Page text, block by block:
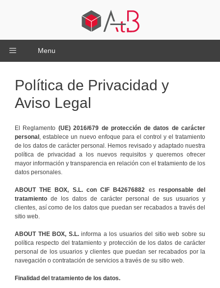
Menu
Política de Privacidad y
Aviso Legal
El Reglamento (UE) 2016/679 de protección de datos de carácter
personal , establece un nuevo enfoque para el control y el tratamiento
de los datos de carácter personal. Hemos revisado y adaptado nuestra
política de privacidad a los nuevos requisitos y queremos ofrecer
mayor información y transparencia en relación con el tratamiento de los
datos personales.
ABOUT THE BOX, S.L. con CIF B42676882 es responsable del
tratamiento de los datos de carácter personal de sus usuarios y
clientes, así como de los datos que puedan ser recabados a través del
sitio web.
ABOUT THE BOX, S.L. informa a los usuarios del sitio web sobre su
política respecto del tratamiento y protección de los datos de carácter
personal de los usuarios y clientes que puedan ser recabados por la
navegación o contratación de servicios a través de su sitio web.
Finalidad del tratamiento de los datos.